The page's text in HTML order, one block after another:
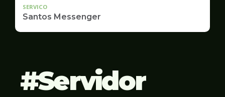
SERVICO
Santos Messenger
Servidor